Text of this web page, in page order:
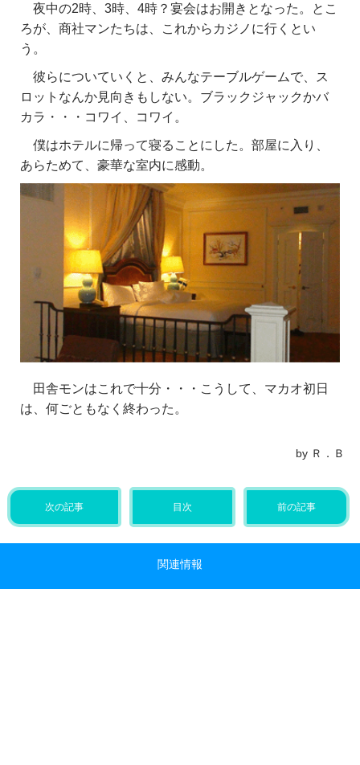
夜中の2時、3時、4時？宴会はお開きとなった。とこ
ろが、商社マンたちは、これからカジノに行くとい
う。
彼らについていくと、みんなテーブルゲームで、ス
ロットなんか見向きもしない。ブラックジャックかバ
カラ・・・コワイ、コワイ。
僕はホテルに帰って寝ることにした。部屋に入り、
あらためて、豪華な室内に感動。
田舎モンはこれで十分・・・こうして、マカオ初日
は、何ごともなく終わった。
by Ｒ．Ｂ
次の記事 目次 前の記事
関連情報